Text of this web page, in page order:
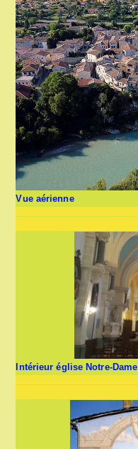
Vue aérienne
Intérieur église Notre-Dame